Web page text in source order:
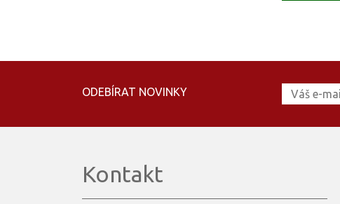
ODEBÍRAT NOVINKY
Kontakt